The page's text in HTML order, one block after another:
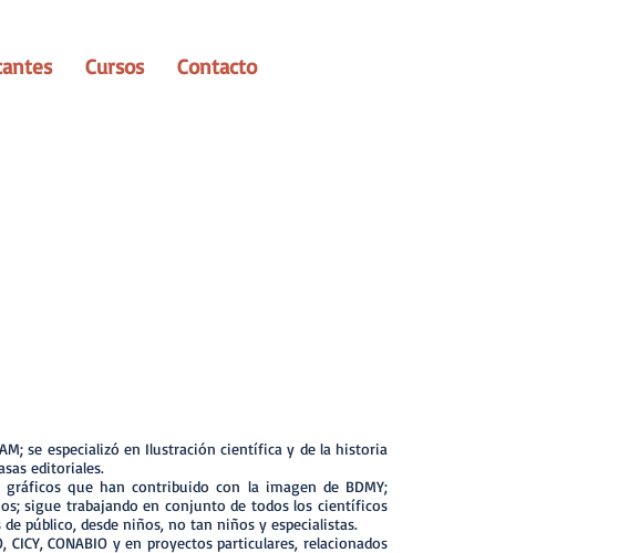
Cursos Contacto
se especializó en Ilustración científica y de la historia
editoriales.
que han contribuido con la imagen de BDMY;
sigue trabajando en conjunto de todos los científicos
público, desde niños, no tan niños y especialistas.
CONABIO y en proyectos particulares, relacionados